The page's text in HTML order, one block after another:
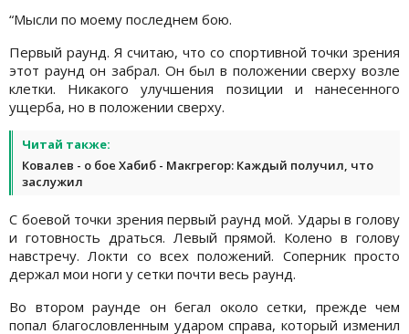
“Мысли по моему последнем бою.
Первый раунд. Я считаю, что со спортивной точки зрения
этот раунд он забрал. Он был в положении сверху возле
клетки. Никакого улучшения позиции и нанесенного
ущерба, но в положении сверху.
Читай также:
Ковалев - о бое Хабиб - Макгрегор: Каждый получил, что
заслужил
С боевой точки зрения первый раунд мой. Удары в голову
и готовность драться. Левый прямой. Колено в голову
навстречу. Локти со всех положений. Соперник просто
держал мои ноги у сетки почти весь раунд.
Во втором раунде он бегал около сетки, прежде чем
попал благословленным ударом справа, который изменил